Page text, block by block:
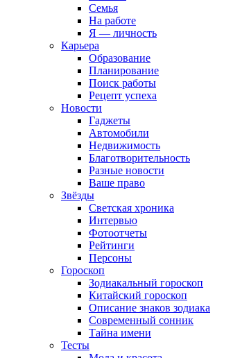
Семья
На работе
Я — личность
Карьера
Образование
Планирование
Поиск работы
Рецепт успеха
Новости
Гаджеты
Автомобили
Недвижимость
Благотворительность
Разные новости
Ваше право
Звёзды
Светская хроника
Интервью
Фотоотчеты
Рейтинги
Персоны
Гороскоп
Зодиакальный гороскоп
Китайский гороскоп
Описание знаков зодиака
Современный сонник
Тайна имени
Тесты